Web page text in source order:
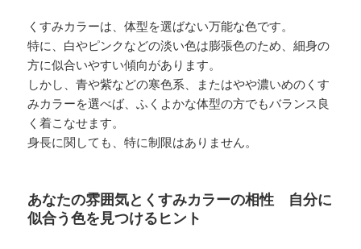
くすみカラーは、体型を選ばない万能な色です。
特に、白やピンクなどの淡い色は膨張色のため、細身の
方に似合いやすい傾向があります。
しかし、青や紫などの寒色系、またはやや濃いめのくす
みカラーを選べば、ふくよかな体型の方でもバランス良
く着こなせます。
身長に関しても、特に制限はありません。
あなたの雰囲気とくすみカラーの相性 自分に
似合う色を見つけるヒント